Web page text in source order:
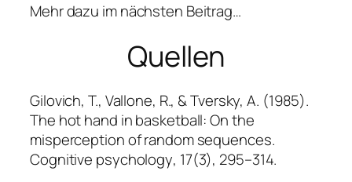
Mehr dazu im nächsten Beitrag…
Quellen
Gilovich, T., Vallone, R., & Tversky, A. (1985).
The hot hand in basketball: On the
misperception of random sequences.
Cognitive psychology, 17(3), 295–314.